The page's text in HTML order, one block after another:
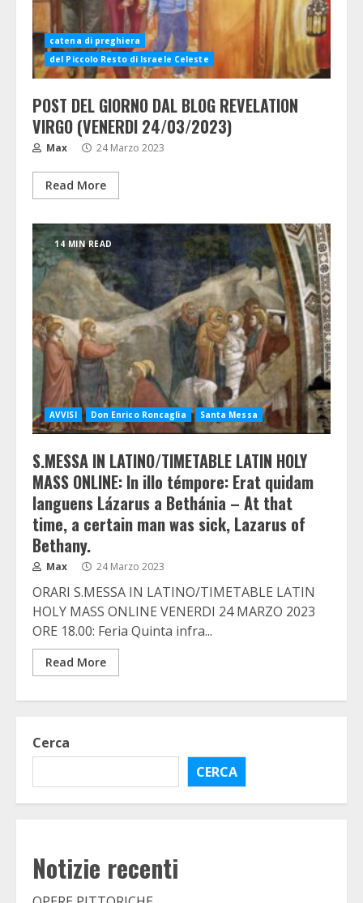
catena di preghiera
del Piccolo Resto di Israele Celeste
POST DEL GIORNO DAL BLOG REVELATION
VIRGO (VENERDI 24/03/2023)
Max 24 Marzo 2023
Read More
14 MIN READ
AVVISI Don Enrico Roncaglia Santa Messa
S.MESSA IN LATINO/TIMETABLE LATIN HOLY
MASS ONLINE: In illo témpore: Erat quidam
languens Lázarus a Bethánia – At that
time, a certain man was sick, Lazarus of
Bethany.
Max 24 Marzo 2023
ORARI S.MESSA IN LATINO/TIMETABLE LATIN
HOLY MASS ONLINE VENERDI 24 MARZO 2023
ORE 18.00: Feria Quinta infra...
Read More
Cerca
CERCA
Notizie recenti